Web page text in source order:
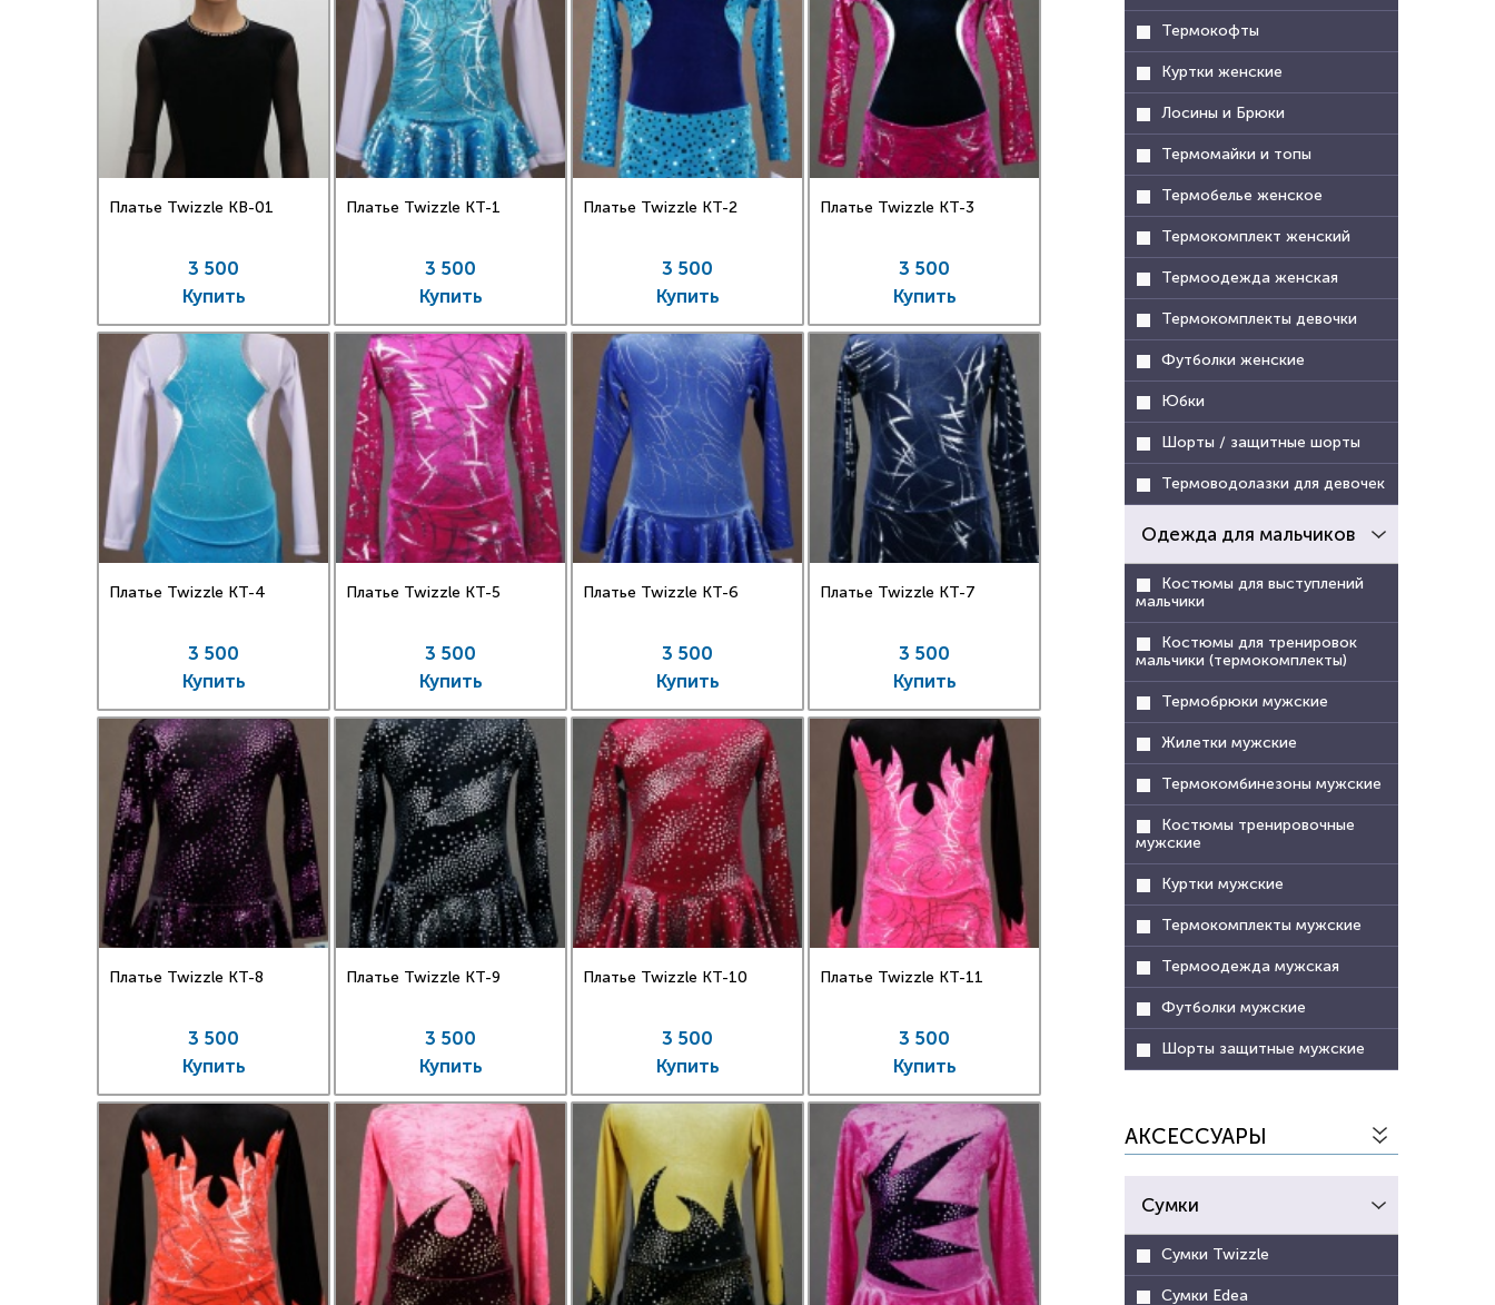
Платье Twizzle КВ-01
3 500
Купить
Платье Twizzle КT-1
3 500
Купить
Платье Twizzle КT-2
3 500
Купить
Платье Twizzle КT-3
3 500
Купить
Платье Twizzle КT-4
3 500
Купить
Платье Twizzle КT-5
3 500
Купить
Платье Twizzle КT-6
3 500
Купить
Платье Twizzle КT-7
3 500
Купить
Платье Twizzle КT-8
3 500
Купить
Платье Twizzle КT-9
3 500
Купить
Платье Twizzle КT-10
3 500
Купить
Платье Twizzle КT-11
3 500
Купить
Термокофты
Куртки женские
Лосины и Брюки
Термомайки и топы
Термобелье женское
Термокомплект женский
Термоодежда женская
Термокомплекты девочки
Футболки женские
Юбки
Шорты / защитные шорты
Термоводолазки для девочек
Одежда для мальчиков
Костюмы для выступлений
мальчики
Костюмы для тренировок
мальчики (термокомплекты)
Термобрюки мужские
Жилетки мужские
Термокомбинезоны мужские
Костюмы тренировочные
мужские
Куртки мужские
Термокомплекты мужские
Термоодежда мужская
Футболки мужские
Шорты защитные мужские
АКСЕССУАРЫ
Сумки
Сумки Twizzle
Сумки Edea